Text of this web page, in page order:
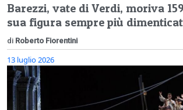
Barezzi, vate di Verdi, moriva
sua figura sempre più
di Roberto Fiorentini
13 luglio 2026